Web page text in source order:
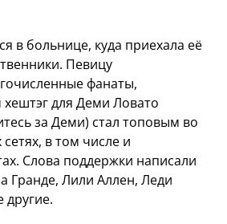
в больнице, куда приехала её
Певицу
фанаты,
для Деми Ловато
за Деми) стал топовым во
в том числе и
Слова поддержки написали
Гранде, Лили Аллен, Леди
другие.